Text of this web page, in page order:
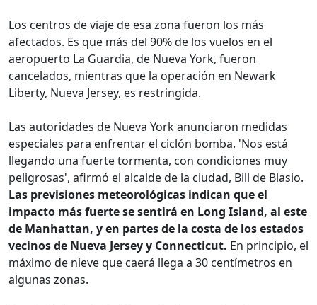
Los centros de viaje de esa zona fueron los más
afectados. Es que más del 90% de los vuelos en el
aeropuerto La Guardia, de Nueva York, fueron
cancelados, mientras que la operación en Newark
Liberty, Nueva Jersey, es restringida.
Las autoridades de Nueva York anunciaron medidas
especiales para enfrentar el ciclón bomba. 'Nos está
llegando una fuerte tormenta, con condiciones muy
peligrosas', afirmó el alcalde de la ciudad, Bill de Blasio.
Las previsiones meteorológicas indican que el
impacto más fuerte se sentirá en Long Island, al este
de Manhattan, y en partes de la costa de los estados
vecinos de Nueva Jersey y Connecticut. En principio, el
máximo de nieve que caerá llega a 30 centímetros en
algunas zonas.